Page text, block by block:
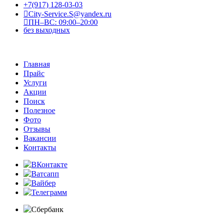
+7(917) 128-03-03
City-Service.S@yandex.ru
ПН–ВС: 09:00–20:00
без выходных
Главная
Прайс
Услуги
Акции
Поиск
Полезное
Фото
Отзывы
Вакансии
Контакты